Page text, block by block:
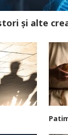
și alte